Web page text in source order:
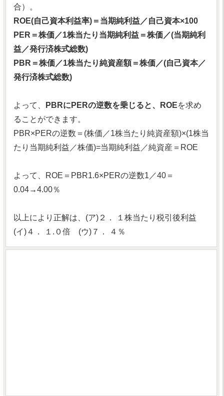
合）。
ROE(自己資本利益率)＝当期純利益／自己資本×100
PER＝株価／1株当たり当期純利益＝株価／(当期純利
益／発行済株式総数)
PBR＝株価／1株当たり純資産額＝株価／(自己資本／
発行済株式総数)
よって、 PBRにPERの逆数を乗じると、ROEを求め
ることができます。
PBR×PERの逆数＝(株価／1株当たり純資産額)×(1株当
たり当期純利益／株価)=当期純利益／純資産＝ROE
よって、ROE＝PBR1.6×PERの逆数1／40＝
0.04→4.00％
以上により正解は、(ア)２． １株当たり税引後利益
(イ)４． １.０倍 (ウ)７． ４％